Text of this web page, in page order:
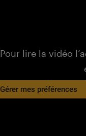
Pour lire la vidéo
Gérer mes préférences